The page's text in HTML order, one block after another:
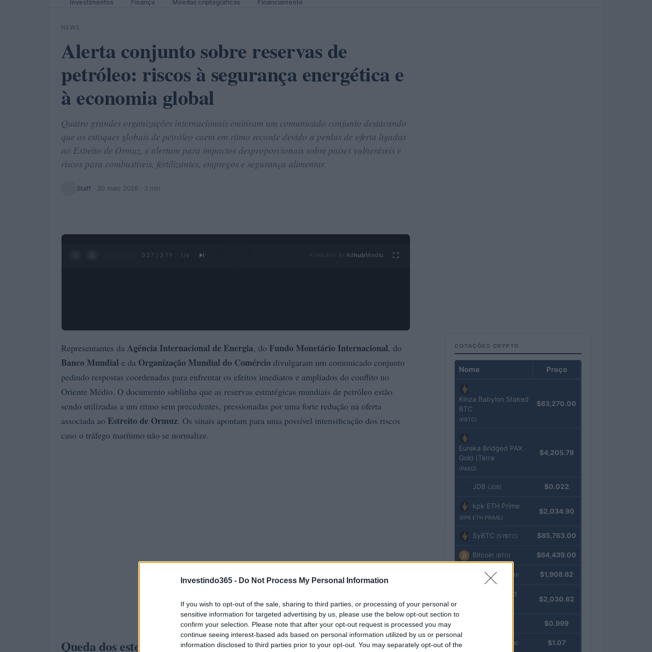
Investindo365 - Do Not Process My Personal Information
If you wish to opt-out of the sale, sharing to third parties, or processing of your personal or
sensitive information for targeted advertising by us, please use the below opt-out section to
confirm your selection. Please note that after your opt-out request is processed you may
continue seeing interest-based ads based on personal information utilized by us or personal
information disclosed to third parties prior to your opt-out. You may separately opt-out of the
Investimentos Finança Moedas criptográficas Financiamento
NEWS
Alerta conjunto sobre reservas de
petróleo: riscos à segurança energética e
à economia global
Quatro grandes organizações internacionais emitiram um comunicado conjunto destacando
que os estoques globais de petróleo caem em ritmo recorde devido a perdas de oferta ligadas
ao Estreito de Ormuz, e alertam para impactos desproporcionais sobre países vulneráveis e
riscos para combustíveis, fertilizantes, empregos e segurança alimentar.
Staff · 30 maio 2026 · 3 min
0:28 / 3:19 1 /4 Ad hubMedia
Representantes da Agência Internacional de Energia, do Fundo Monetário Internacional, do
Banco Mundial e da Organização Mundial do Comércio divulgaram um comunicado conjunto
pedindo respostas coordenadas para enfrentar os efeitos imediatos e ampliados do conflito no
Oriente Médio. O documento sublinha que as reservas estratégicas mundiais de petróleo estão
sendo utilizadas a um ritmo sem precedentes, pressionadas por uma forte redução na oferta
associada ao Estreito de Ormuz. Os sinais apontam para uma possível intensificação dos riscos
caso o tráfego marítimo não se normalize.
Queda dos estoques e implicações de curto prazo
COTAÇÕES CRYPTO
Nome Preço
Kinza Babylon Staked
BTC
(KBTC)
$83,270.00
Eureka Bridged PAX
Gold (Terra
(PAXG)
$4,205.78
JDB (JDB) $0.022
kpk ETH Prime
(KPK ETH PRIME)
$2,034.90
SyBTC (SYBTC) $85,763.00
Bitcoin (BTC) $64,439.00
Ethereum (ETH) $1,908.62
kpk ETH Yield
$2,030.62
$0.999
(USDEX) $1.07